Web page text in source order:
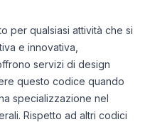
per qualsiasi attività che si
e innovativa,
servizi di design
questo codice quando
specializzazione nel
Rispetto ad altri codici